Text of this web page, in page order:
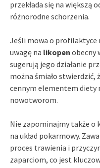
przekłada się na większą
różnorodne schorzenia.
Jeśli mowa o
uwagę na likopen obecny
sugerują jego działanie
można śmiało stwierdzić,
cennym elementem diety
nowotworom.
Nie zapominajmy także o
na układ pokarmowy.
proces trawienia i
zaparciom, co jest